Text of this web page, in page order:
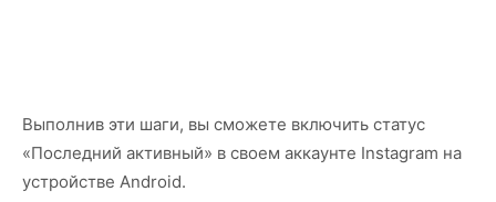
Выполнив эти шаги, вы сможете включить статус
«Последний активный» в своем аккаунте Instagram на
устройстве Android.